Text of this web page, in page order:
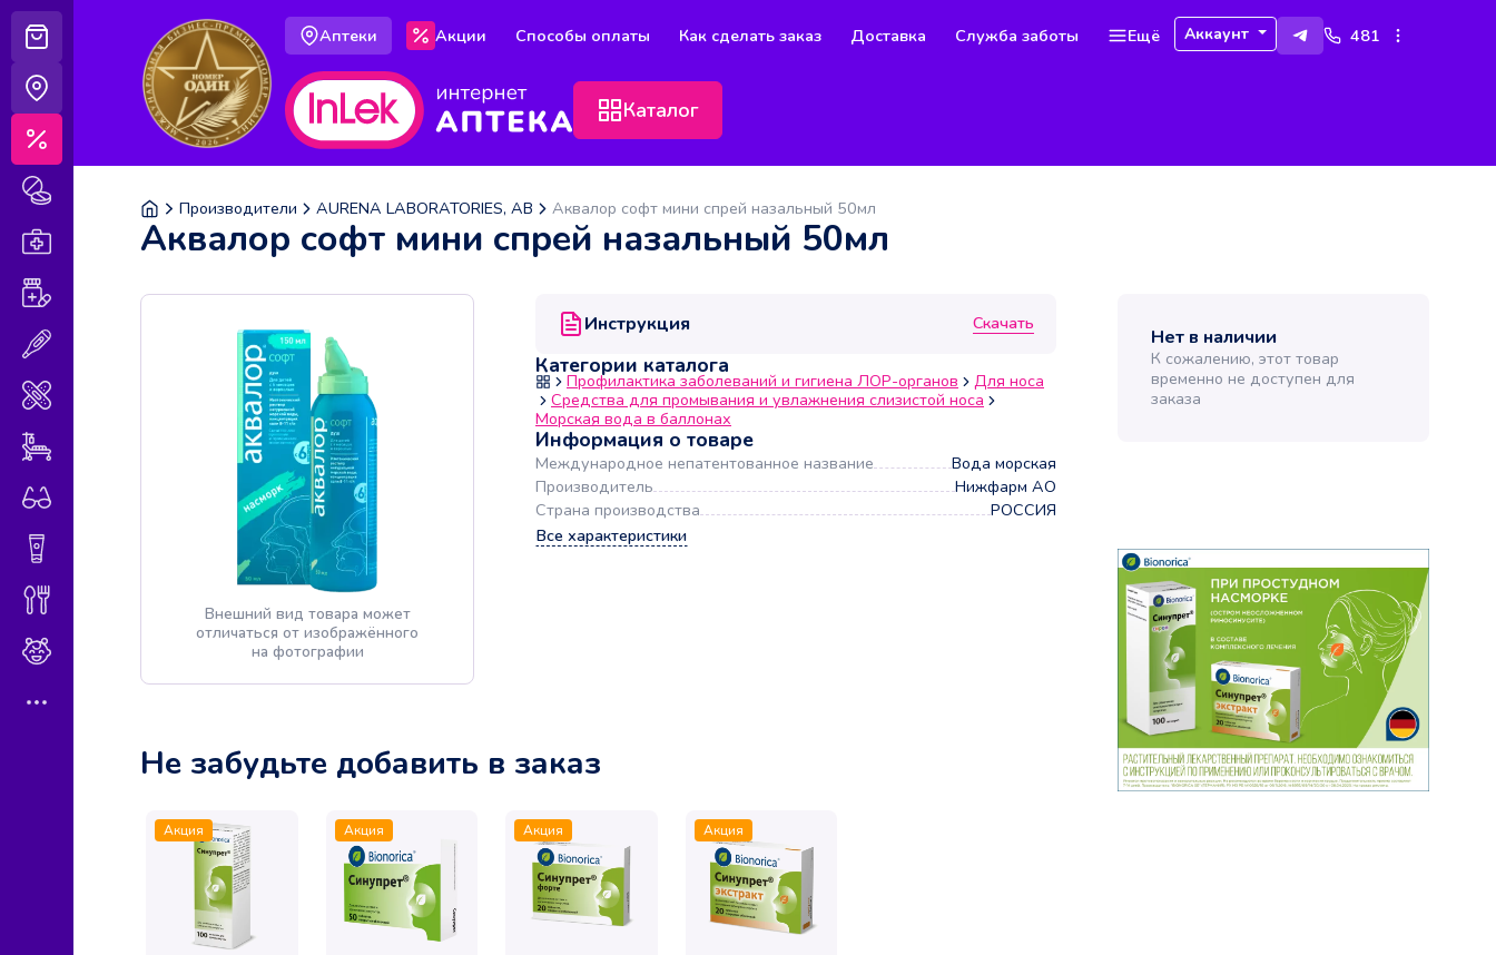
Витамины и БАДы
Аптеки Акции Способы оплаты Как сделать заказ Доставка Служба заботы Ещё Аккаунт 481
Каталог
Производители AURENA LABORATORIES, AB Аквалор софт мини спрей назальный 50мл
Аквалор софт мини спрей назальный 50мл
Внешний вид товара может
отличаться от изображённого
на фотографии
Инструкция Скачать
Категории каталога
Профилактика заболеваний и гигиена ЛОР-органов
Для носа
Средства для промывания и увлажнения слизистой носа
Морская вода в баллонах
Информация о товаре
Международное непатентованное название
Вода морская
Производитель
Нижфарм АО
Страна производства
РОССИЯ
Все характеристики
Не забудьте добавить в заказ
Акция Акция Акция Акция
Нет в наличии
К сожалению, этот товар
временно не доступен для
заказа